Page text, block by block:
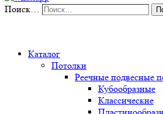
Поиск…
Каталог
Потолки
Реечные подвесные
Кубообразные
Классические